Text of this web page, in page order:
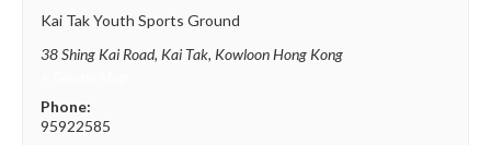
Kai Tak Youth Sports Ground
38 Shing Kai Road, Kai Tak, KowloonHong Kong
Phone:
95922585